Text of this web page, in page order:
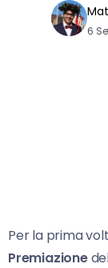
6
Per la prima
Premiazione